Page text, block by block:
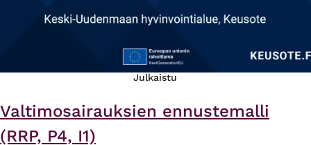
Julkaistu
Valtimosairauksien ennustemalli
(RRP, P4, I1)